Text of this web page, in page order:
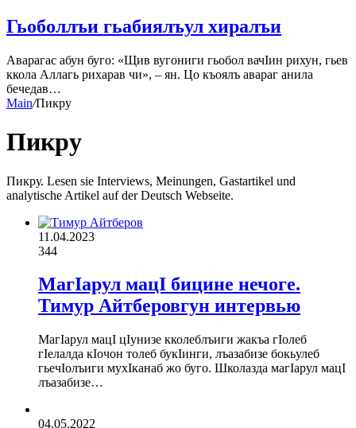
Гьоболлъи гьабиялъул хиралъи
Аварагас абун буго: «Щив вугониги гьобол вачIин рихун, гьев
ккола Аллагь рихарав чи», – ян. Цо къоялъ авараг анила
бечедав…
Main/Пикру
Пикру
Пикру. Lesen sie Interviews, Meinungen, Gastartikel und
analytische Artikel auf der Deutsch Webseite.
11.04.2023
344
МагIарул мацI бицине нечоге.
Тимур Айтберовгун интервью
МагIарул мацI цIунизе кколеблъиги жакъа гIолеб
гIелалда кIочон толеб букIинги, лъазабизе бокьулеб
гьечIолъиги мухIканаб жо буго. Школазда магIарул мацI
лъазабизе…
04.05.2022